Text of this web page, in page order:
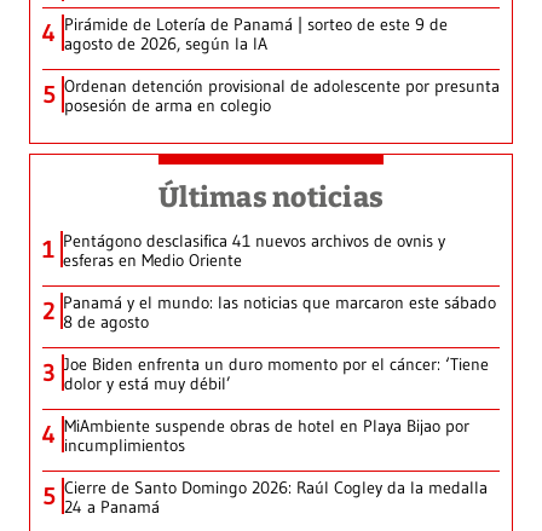
4 Pirámide de Lotería de Panamá | sorteo de este 9 de
agosto de 2026, según la IA
5 Ordenan detención provisional de adolescente por presunta
posesión de arma en colegio
Últimas noticias
1 Pentágono desclasifica 41 nuevos archivos de ovnis y
esferas en Medio Oriente
2 Panamá y el mundo: las noticias que marcaron este sábado
8 de agosto
3 Joe Biden enfrenta un duro momento por el cáncer: ‘Tiene
dolor y está muy débil’
4 MiAmbiente suspende obras de hotel en Playa Bijao por
incumplimientos
5 Cierre de Santo Domingo 2026: Raúl Cogley da la medalla
24 a Panamá